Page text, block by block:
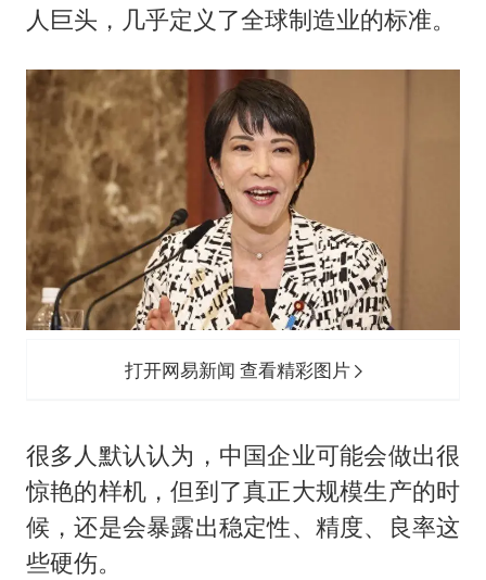
人巨头，几乎定义了全球制造业的标准。
打开网易新闻 查看精彩图片
很多人默认认为，中国企业可能会做出很
惊艳的样机，但到了真正大规模生产的时
候，还是会暴露出稳定性、精度、良率这
些硬伤。